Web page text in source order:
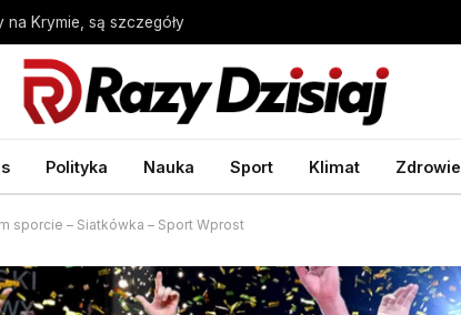
na Krymie, są szczegóły
Polityka Nauka Sport Klimat Zdrowie
sporcie – Siatkówka – Sport Wprost